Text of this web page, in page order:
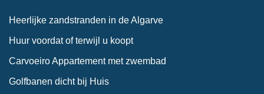
Heerlijke zandstranden in de Algarve
Huur voordat of terwijl u koopt
Carvoeiro Appartement met zwembad
Golfbanen dicht bij Huis